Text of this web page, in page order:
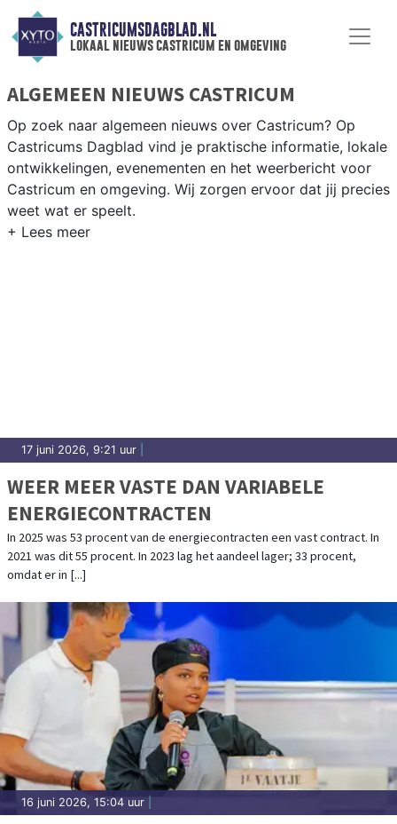
CASTRICUMSDAGBLAD.NL
lokaal nieuws castricum en omgeving
ALGEMEEN NIEUWS CASTRICUM
Op zoek naar algemeen nieuws over Castricum? Op
Castricums Dagblad vind je praktische informatie, lokale
ontwikkelingen, evenementen en het weerbericht voor
Castricum en omgeving. Wij zorgen ervoor dat jij precies
weet wat er speelt.
17 juni 2026, 9:21 uur
WEER MEER VASTE DAN VARIABELE
ENERGIECONTRACTEN
In 2025 was 53 procent van de energiecontracten een vast contract. In
2021 was dit 55 procent. In 2023 lag het aandeel lager; 33 procent,
omdat er in [...]
16 juni 2026, 15:04 uur